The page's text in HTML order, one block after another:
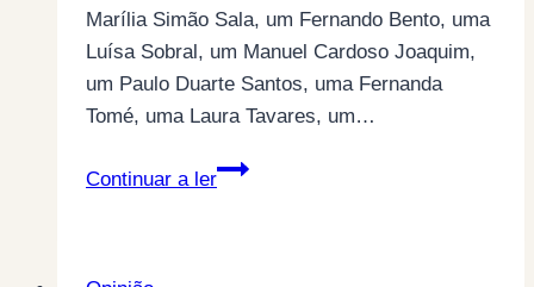
Marília Simão Sala, um Fernando Bento, uma
Luísa Sobral, um Manuel Cardoso Joaquim,
um Paulo Duarte Santos, uma Fernanda
Tomé, uma Laura Tavares, um…
Continuar a ler
INTERVENÇÕES…